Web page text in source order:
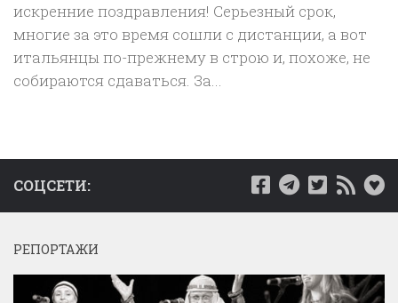
искренние поздравления! Серьезный срок,
многие за это время сошли с дистанции, а вот
итальянцы по-прежнему в строю и, похоже, не
собираются сдаваться. За...
СОЦСЕТИ:
РЕПОРТАЖИ